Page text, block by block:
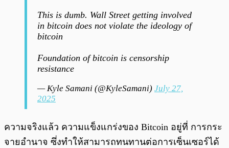
This is dumb. Wall Street getting involved
in bitcoin does not violate the ideology of
bitcoin
Foundation of bitcoin is censorship
resistance
— Kyle Samani (@KyleSamani) July 27,
2025
ความจริงแล้ว ความแข็งแกร่งของ Bitcoin อยู่ที่ การกระ
จายอำนาจ ซึ่งทำให้สามารถทนทานต่อการเซ็นเซอร์ได้